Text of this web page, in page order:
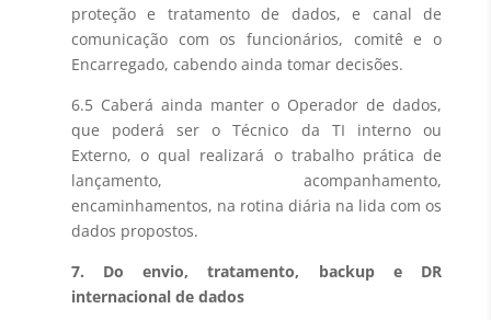
proteção e tratamento de dados, e canal de
comunicação com os funcionários, comitê e o
Encarregado, cabendo ainda tomar decisões.
6.5 Caberá ainda manter o Operador de dados,
que poderá ser o Técnico da TI interno ou
Externo, o qual realizará o trabalho prática de
lançamento, acompanhamento,
encaminhamentos, na rotina diária na lida com os
dados propostos.
7. Do envio, tratamento, backup e DR
internacional de dados